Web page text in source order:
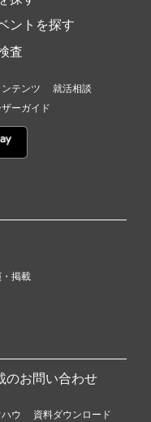
ントを探す
査
テンツ
就活相談
ーガイド
・掲載
のお問い合わせ
ウ
資料ダウンロード